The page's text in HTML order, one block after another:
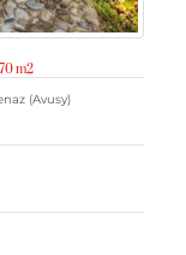
m2
(Avusy)